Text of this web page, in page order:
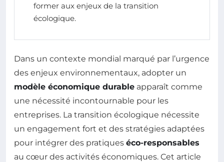
former aux enjeux de la transition
écologique.
Dans un contexte mondial marqué par l’urgence
des enjeux environnementaux, adopter un
modèle économique durable apparaît comme
une nécessité incontournable pour les
entreprises. La transition écologique nécessite
un engagement fort et des stratégies adaptées
pour intégrer des pratiques éco-responsables
au cœur des activités économiques. Cet article